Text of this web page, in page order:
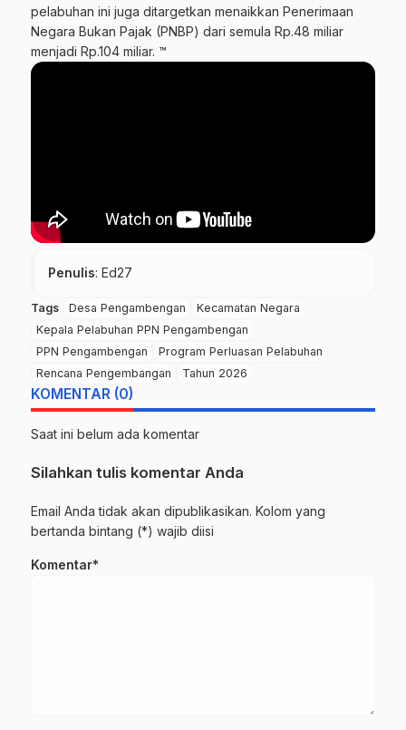
pelabuhan ini juga ditargetkan menaikkan Penerimaan
Negara Bukan Pajak (PNBP) dari semula Rp.48 miliar
menjadi Rp.104 miliar. ™
Penulis: Ed27
Tags Desa Pengambengan
Kecamatan Negara
Kepala Pelabuhan PPN Pengambengan
PPN Pengambengan
Program Perluasan Pelabuhan
Rencana Pengembangan
Tahun 2026
KOMENTAR (0)
Saat ini belum ada komentar
Silahkan tulis komentar Anda
Email Anda tidak akan dipublikasikan. Kolom yang
bertanda bintang (*) wajib diisi
Komentar*